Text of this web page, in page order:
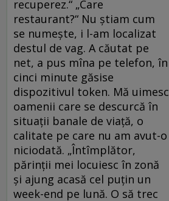
recuperez.“ „Care
restaurant?“ Nu știam cum
se numește, i l-am localizat
destul de vag. A căutat pe
net, a pus mîna pe telefon, în
cinci minute găsise
dispozitivul token. Mă uimesc
oamenii care se descurcă în
situații banale de viață, o
calitate pe care nu am avut-o
niciodată. „Întîmplător,
părinții mei locuiesc în zonă
și ajung acasă cel puțin un
week-end pe lună. O să trec